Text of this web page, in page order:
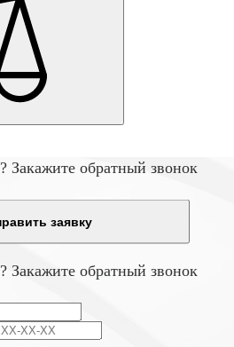
Закажите обратный звонок
заявку
Закажите обратный звонок